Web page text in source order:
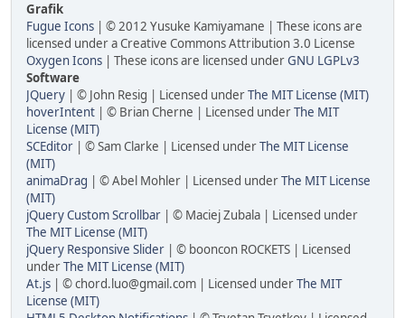
Grafik
Fugue Icons | © 2012 Yusuke Kamiyamane | These icons are
licensed under a Creative Commons Attribution 3.0 License
Oxygen Icons | These icons are licensed underGNU LGPLv3
Software
JQuery | © John Resig | Licensed underThe MIT License (MIT)
hoverIntent | © Brian Cherne | Licensed underThe MIT
License (MIT)
SCEditor | © Sam Clarke | Licensed underThe MIT License
(MIT)
animaDrag | © Abel Mohler | Licensed underThe MIT License
(MIT)
jQuery Custom Scrollbar | © Maciej Zubala | Licensed under
The MIT License (MIT)
jQuery Responsive Slider | © booncon ROCKETS | Licensed
underThe MIT License (MIT)
At.js | © chord.luo@gmail.com | Licensed underThe MIT
License (MIT)